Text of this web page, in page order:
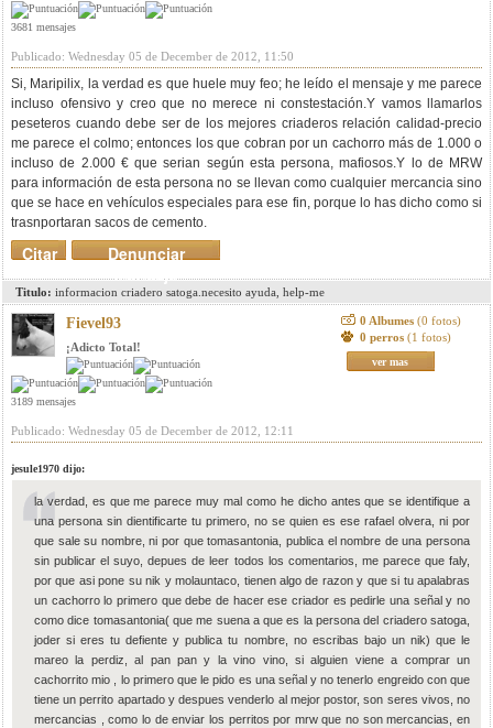
3681 mensajes
Publicado: Wednesday 05 de December de 2012, 11:50
Si, Maripilix, la verdad es que huele muy feo; he leído el mensaje y me parece
incluso ofensivo y creo que no merece ni constestación.Y vamos llamarlos
peseteros cuando debe ser de los mejores criaderos relación calidad-precio
me parece el colmo; entonces los que cobran por un cachorro más de 1.000 o
incluso de 2.000 € que serian según esta persona, mafiosos.Y lo de MRW
para información de esta persona no se llevan como cualquier mercancia sino
que se hace en vehículos especiales para ese fin, porque lo has dicho como si
trasnportaran sacos de cemento.
Denunciar
mensaje
Citar
Titulo: informacion criadero satoga.necesito ayuda, help-me
Fievel93
¡Adicto Total!
3189 mensajes
0 Albumes (0 fotos)
0 perros (1 fotos)
ver mas
Publicado: Wednesday 05 de December de 2012, 12:11
jesule1970 dijo:
la verdad, es que me parece muy mal como he dicho antes que se identifique a
una persona sin dientificarte tu primero, no se quien es ese rafael olvera, ni por
que sale su nombre, ni por que tomasantonia, publica el nombre de una persona
sin publicar el suyo, depues de leer todos los comentarios, me parece que faly,
por que asi pone su nik y molauntaco, tienen algo de razon y que si tu apalabras
un cachorro lo primero que debe de hacer ese criador es pedirle una señal y no
como dice tomasantonia( que me suena a que es la persona del criadero satoga,
joder si eres tu defiente y publica tu nombre, no escribas bajo un nik) que le
mareo la perdiz, al pan pan y la vino vino, si alguien viene a comprar un
cachorrito mio , lo primero que le pido es una señal y no tenerlo engreido con que
tiene un perrito apartado y despues venderlo al mejor postor, son seres vivos, no
mercancias , como lo de enviar los perritos por mrw que no son mercancias, en